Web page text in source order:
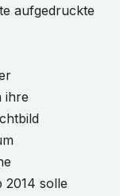
aufgedruckte
ihre
2014 solle